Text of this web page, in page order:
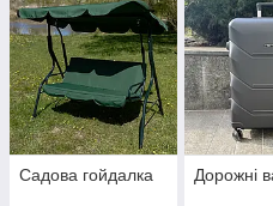
Садова гойдалка Дорожні